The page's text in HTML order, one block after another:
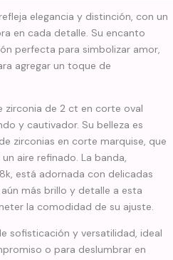
elegancia y distinción, con un
en cada detalle. Su encanto
perfecta para simbolizar amor,
agregar un toque de
zirconia de 2 ct en corte oval
y cautivador. Su belleza es
zirconias en corte marquise, que
aire refinado. La banda,
está adornada con delicadas
más brillo y detalle a esta
la comodidad de su ajuste.
sofisticación y versatilidad, ideal
o para deslumbrar en